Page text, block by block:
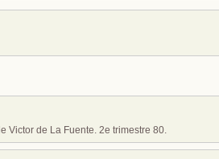
Victor de La Fuente. 2e trimestre 80.